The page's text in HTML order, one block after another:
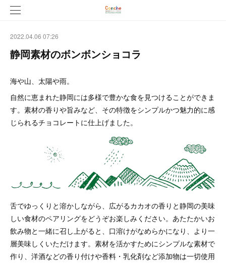
2022.04.06 07:26
静岡素材のボンボンショコラ
海や山、太陽や雨。
自然に恵まれた静岡には多様で豊かな食を見つけることができま
す。素材の香りや旨みなど、その特徴をシンプルかつ魅力的に感
じられるチョコレートに仕上げました。
舌でゆっくりと溶かしながら、広がるカカオの香りと静岡の美味
しい食材のペアリングをどうぞお楽しみください。あたたかいお
飲み物と一緒に召し上がると、口溶けがなめらかになり、より一
層美味しくいただけます。素材を活かすためにシンプルな素材で
作り、洋酒などの香り付けや香料・乳化剤など添加物は一切使用